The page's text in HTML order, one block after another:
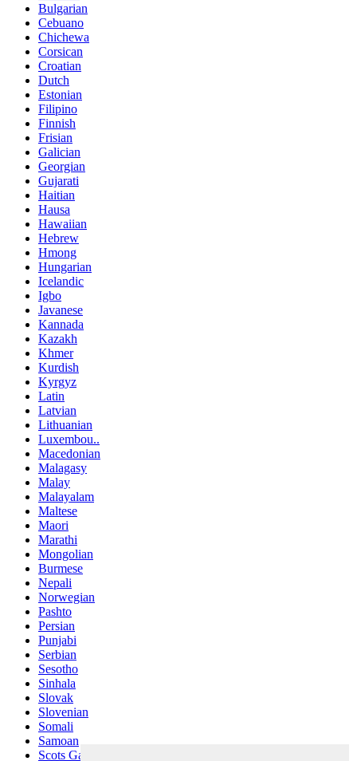
Bulgarian
Cebuano
Chichewa
Corsican
Croatian
Dutch
Estonian
Filipino
Finnish
Frisian
Galician
Georgian
Gujarati
Haitian
Hausa
Hawaiian
Hebrew
Hmong
Hungarian
Icelandic
Igbo
Javanese
Kannada
Kazakh
Khmer
Kurdish
Kyrgyz
Latin
Latvian
Lithuanian
Luxembou..
Macedonian
Malagasy
Malay
Malayalam
Maltese
Maori
Marathi
Mongolian
Burmese
Nepali
Norwegian
Pashto
Persian
Punjabi
Serbian
Sesotho
Sinhala
Slovak
Slovenian
Somali
Samoan
Scots Gaelic